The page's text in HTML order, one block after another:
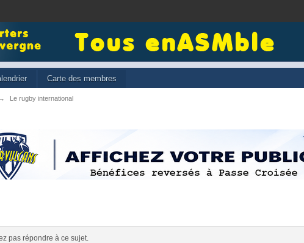
Carte des membres
→ Le rugby international
pas répondre à ce sujet.